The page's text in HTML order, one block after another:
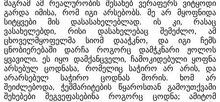
მაგრამ ამ რეალურობის შესახებ ვერაფერს ვიტყოდი
გარდა იმისა, რომ იგი არსებობს. მე არ მყოფნიდა
სიტყვები მის დასასახელებლად. ის კი, რასაც
ვასახელებდი, რისი დასახელებაც შემეძლო, ამ
ცხოველმყოფელმა სიომ დააჭკნო, და იგი ჩემს
ცნობიერებაში დარჩა როგორც დამჭკნარი ჟოლოს
ყვავილი. ეს იყო დამქანცველი, ჩამოკიდებული ყოფნა
არსებულ ცოდნასა, რომელიც საჭირო არ არის, და
არარსებულ საჭირო ცოდნას შორის. ხომ არ
შეიძლებოდა, ჭეშმარიტების წყაროსთან გამოუთქვამი
შეხებები შეგვეფასებინა როგორც ცოდნა; ამიტომ